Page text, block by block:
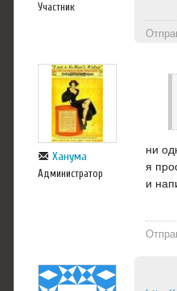
Участник
Ханума
Администратор
ни
я
и